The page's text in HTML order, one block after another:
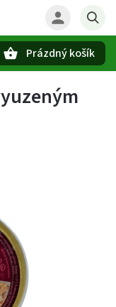
Prázdný košík